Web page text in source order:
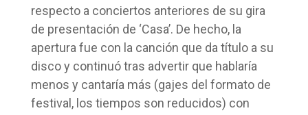
respecto a conciertos anteriores de su gira
de presentación de ‘Casa’. De hecho, la
apertura fue con la canción que da título a su
disco y continuó tras advertir que hablaría
menos y cantaría más (gajes del formato de
festival, los tiempos son reducidos) con